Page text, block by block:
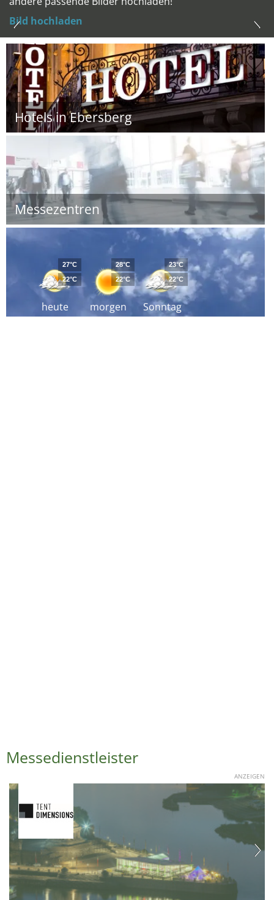
Bild hochladen
Hotels in Ebersberg
Messezentren
heute
27°C
22°C
morgen
28°C
22°C
Sonntag
23°C
22°C
Messedienstleister
ANZEIGEN